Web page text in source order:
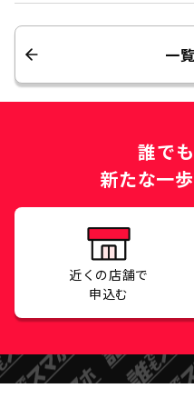
一
誰で
新たな一
近くの店舗で
申込む